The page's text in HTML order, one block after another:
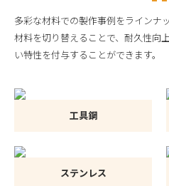
多彩な材料での製作事例をラインナ
材料を切り替えることで、耐久性向
い特性を付与することができます。
工具鋼
ステンレス